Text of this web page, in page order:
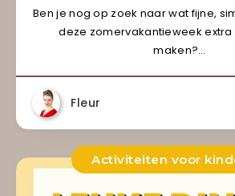
Ben je nog op zoek naar wat fijne,
deze zomervakantieweek
maken?…
Fleur
Activiteiten voor